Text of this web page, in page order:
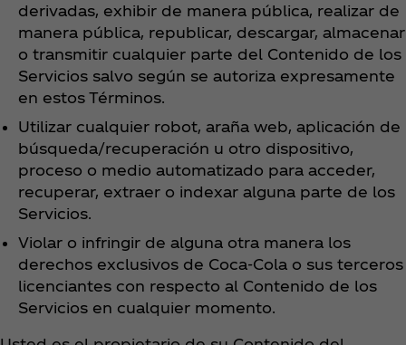
derivadas, exhibir de manera pública, realizar de
manera pública, republicar, descargar, almacenar
o transmitir cualquier parte del Contenido de los
Servicios salvo según se autoriza expresamente
en estos Términos.
Utilizar cualquier robot, araña web, aplicación de
búsqueda/recuperación u otro dispositivo,
proceso o medio automatizado para acceder,
recuperar, extraer o indexar alguna parte de los
Servicios.
Violar o infringir de alguna otra manera los
derechos exclusivos de Coca‑Cola o sus terceros
licenciantes con respecto al Contenido de los
Servicios en cualquier momento.